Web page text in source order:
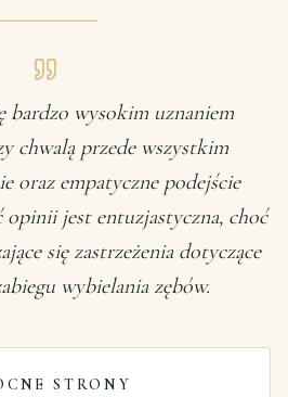
bardzo wysokim uznaniem
chwalą przede wszystkim
oraz empatyczne podejście
opinii jest entuzjastyczna, choć
się zastrzeżenia dotyczące
wybielania zębów.
STRONY